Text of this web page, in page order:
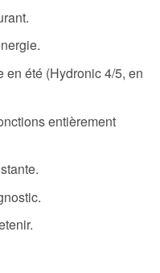
été (Hydronic 4/5, en
entièrement